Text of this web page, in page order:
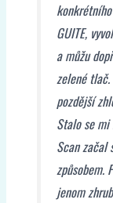
GUITE,
a můžu
zelené
pozdější
Stalo se mi
Scan začal
způsobem.
jenom